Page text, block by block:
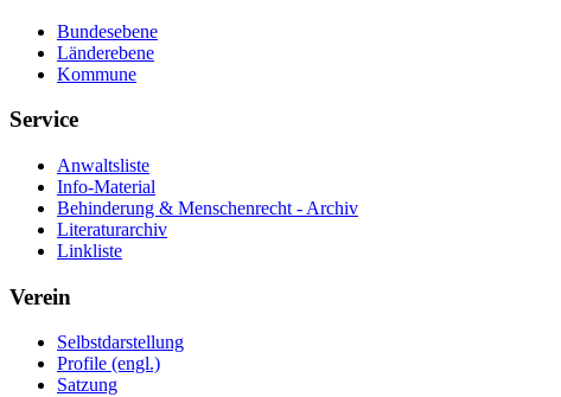
Bundesebene
Länderebene
Kommune
Service
Anwaltsliste
Info-Material
Behinderung & Menschenrecht - Archiv
Literaturarchiv
Linkliste
Verein
Selbstdarstellung
Profile (engl.)
Satzung